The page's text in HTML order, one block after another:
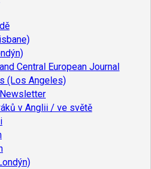
Central European Journal
(Los Angeles)
v Anglii / ve světě